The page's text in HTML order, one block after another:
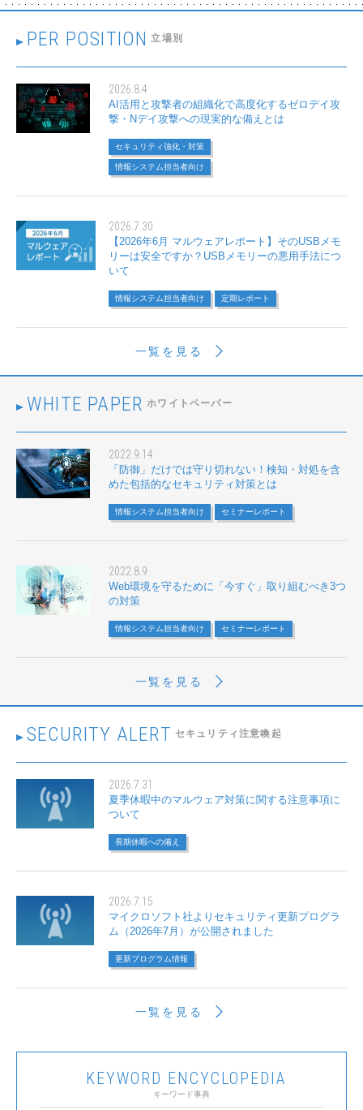
PER POSITION 立場別
2026.8.4
AI活用と攻撃者の組織化で高度化するゼロデイ攻
撃・Nデイ攻撃への現実的な備えとは
セキュリティ強化・対策
情報システム担当者向け
2026.7.30
【2026年6月 マルウェアレポート】そのUSBメモ
リーは安全ですか？USBメモリーの悪用手法につ
いて
情報システム担当者向け 定期レポート
一覧を見る
WHITE PAPER ホワイトペーパー
2022.9.14
「防御」だけでは守り切れない！検知・対処を含
めた包括的なセキュリティ対策とは
情報システム担当者向け セミナーレポート
2022.8.9
Web環境を守るために「今すぐ」取り組むべき3つ
の対策
情報システム担当者向け セミナーレポート
一覧を見る
SECURITY ALERT セキュリティ注意喚起
2026.7.31
夏季休暇中のマルウェア対策に関する注意事項に
ついて
長期休暇への備え
2026.7.15
マイクロソフト社よりセキュリティ更新プログラ
ム（2026年7月）が公開されました
更新プログラム情報
一覧を見る
KEYWORD ENCYCLOPEDIA
キーワード事典